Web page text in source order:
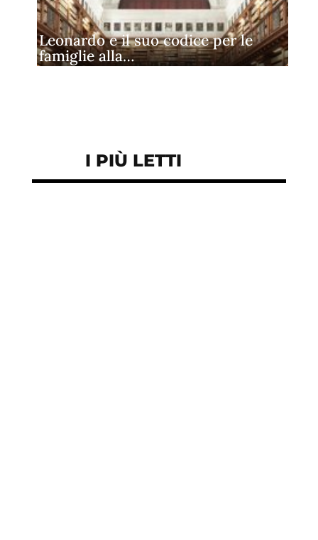
Leonardo e il suo codice per le
famiglie alla…
I PIÙ LETTI